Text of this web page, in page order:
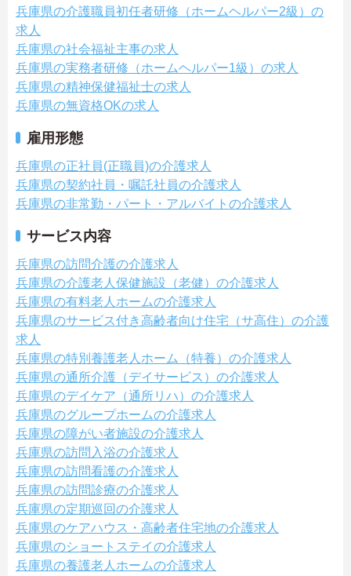
兵庫県の介護職員初任者研修（ホームヘルパー2級）の
求人
兵庫県の社会福祉主事の求人
兵庫県の実務者研修（ホームヘルパー1級）の求人
兵庫県の精神保健福祉士の求人
兵庫県の無資格OKの求人
雇用形態
兵庫県の正社員(正職員)の介護求人
兵庫県の契約社員・嘱託社員の介護求人
兵庫県の非常勤・パート・アルバイトの介護求人
サービス内容
兵庫県の訪問介護の介護求人
兵庫県の介護老人保健施設（老健）の介護求人
兵庫県の有料老人ホームの介護求人
兵庫県のサービス付き高齢者向け住宅（サ高住）の介護
求人
兵庫県の特別養護老人ホーム（特養）の介護求人
兵庫県の通所介護（デイサービス）の介護求人
兵庫県のデイケア（通所リハ）の介護求人
兵庫県のグループホームの介護求人
兵庫県の障がい者施設の介護求人
兵庫県の訪問入浴の介護求人
兵庫県の訪問看護の介護求人
兵庫県の訪問診療の介護求人
兵庫県の定期巡回の介護求人
兵庫県のケアハウス・高齢者住宅地の介護求人
兵庫県のショートステイの介護求人
兵庫県の養護老人ホームの介護求人